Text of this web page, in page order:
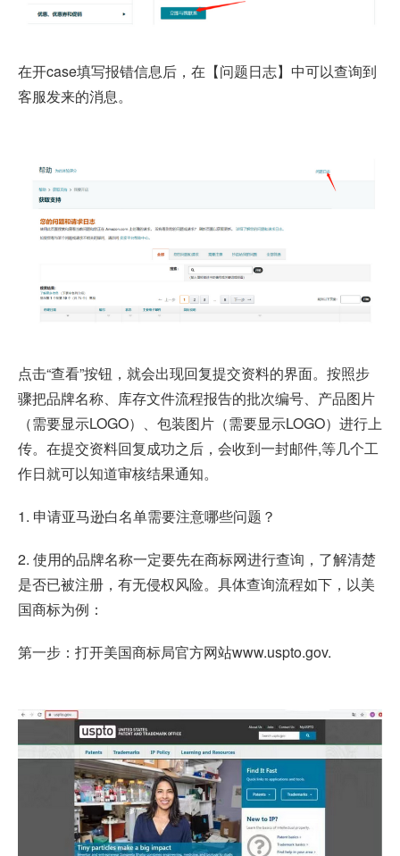
在开case填写报错信息后，在【问题日志】中可以查询到
客服发来的消息。
点击“查看”按钮，就会出现回复提交资料的界面。按照步
骤把品牌名称、库存文件流程报告的批次编号、产品图片
（需要显示LOGO）、包装图片（需要显示LOGO）进行上
传。在提交资料回复成功之后，会收到一封邮件,等几个工
作日就可以知道审核结果通知。
1. 申请亚马逊白名单需要注意哪些问题？
2. 使用的品牌名称一定要先在商标网进行查询，了解清楚
是否已被注册，有无侵权风险。具体查询流程如下，以美
国商标为例：
第一步：打开美国商标局官方网站www.uspto.gov.